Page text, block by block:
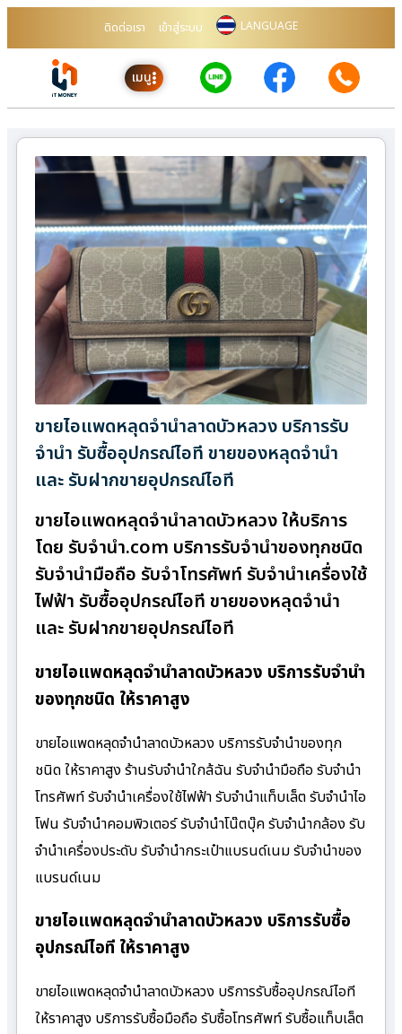
ติดต่อเรา เข้าสู่ระบบ LANGUAGE
เมนู
ขายไอแพดหลุดจำนำลาดบัวหลวง บริการรับ
จำนำ รับซื้ออุปกรณ์ไอที ขายของหลุดจำนำ
และ รับฝากขายอุปกรณ์ไอที
ขายไอแพดหลุดจำนำลาดบัวหลวง ให้บริการ
โดย รับจํานํา.com บริการรับจำนำของทุกชนิด
รับจำนำมือถือ รับจำโทรศัพท์ รับจำนำเครื่องใช้
ไฟฟ้า รับซื้ออุปกรณ์ไอที ขายของหลุดจำนำ
และ รับฝากขายอุปกรณ์ไอที
ขายไอแพดหลุดจำนำลาดบัวหลวง บริการรับจำนำ
ของทุกชนิด ให้ราคาสูง
ขายไอแพดหลุดจำนำลาดบัวหลวง บริการรับจำนำของทุก
ชนิด ให้ราคาสูง ร้านรับจํานําใกล้ฉัน รับจำนำมือถือ รับจำนำ
โทรศัพท์ รับจำนำเครื่องใช้ไฟฟ้า รับจำนำแท็บเล็ต รับจำนำไอ
โฟน รับจำนำคอมพิวเตอร์ รับจำนำโน๊ตบุ๊ค รับจำนำกล้อง รับ
จำนำเครื่องประดับ รับจำนำกระเป๋าแบรนด์เนม รับจำนำของ
แบรนด์เนม
ขายไอแพดหลุดจำนำลาดบัวหลวง บริการรับซื้อ
อุปกรณ์ไอที ให้ราคาสูง
ขายไอแพดหลุดจำนำลาดบัวหลวง บริการรับซื้ออุปกรณ์ไอที
ให้ราคาสูง บริการรับซื้อมือถือ รับซื้อโทรศัพท์ รับซื้อแท็บเล็ต